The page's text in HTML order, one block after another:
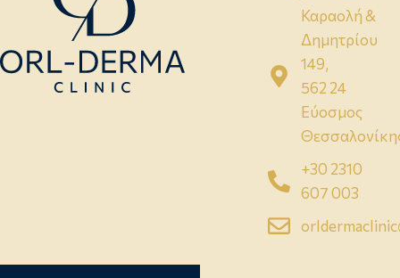
Καραολή &
Δημητρίου
149,
562 24
Εύοσμος
+30 2310
607 003